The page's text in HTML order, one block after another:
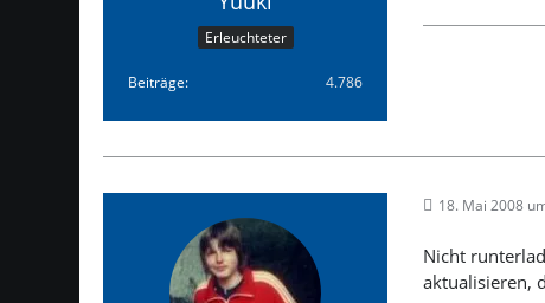
Erleuchteter
Beiträge 4.786
18. Mai 2008
Nicht
aktualisieren,